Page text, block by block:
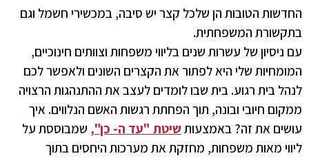
החדשות הטובות הן שלכל קצר יש סיבה, במכשירי חשמל וגם
בתקשורת המשפחתית.
עם ניסיון של עשרות שנים בליווי משפחות וצוותים חינוכיים,
המומחיות שלי היא לפתור את הקצרים השונים ולאפשר לכם
לנהל בית רגוע. בית שבו לומדים לעצב את ההתנהגות הרצויה
ממקום חיובי ובונה, תוך הפחתת רגשות האשם הנלווים. איך
עושים את זה? באמצעות שיטת "עד ה- כן", שמבוססת על
ליווי מאות משפחות, מחזקת את מערכות היחסים בתוך